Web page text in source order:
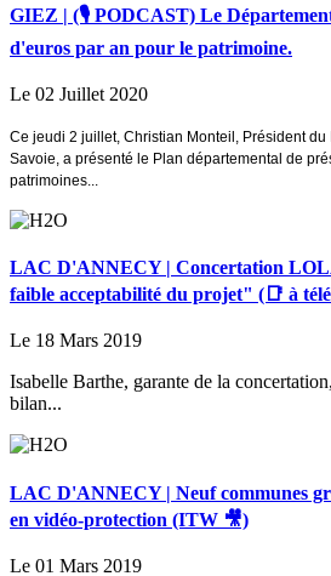
GIEZ | (🎙️ PODCAST) Le
d'euros par an pour le patrimoine.
Le 02 Juillet 2020
Ce jeudi 2 juillet, Christian Monteil, Président du
Savoie, a présenté le Plan départemental de
patrimoines...
LAC D'ANNECY | Concertation
faible acceptabilité du projet" (📑 à
Le 18 Mars 2019
Isabelle Barthe, garante de la
bilan...
LAC D'ANNECY | Neuf communes
en vidéo-protection (ITW 🎥)
Le 01 Mars 2019